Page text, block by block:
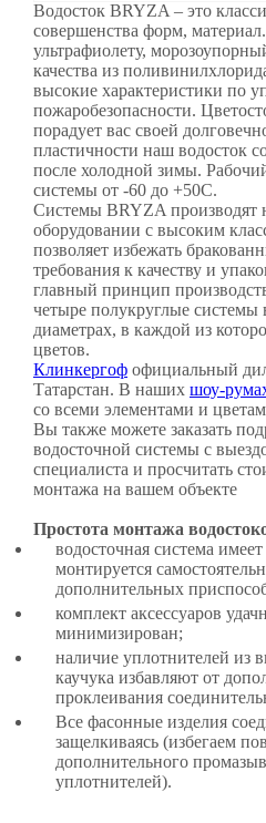
Водосток BRYZA – это
совершенства форм,
ультрафиолету,
качества из
высокие характеристики по
пожаробезопасности.
порадует вас своей
пластичности наш водосток
после холодной зимы.
системы от -60 до +50С.
Системы BRYZA производят
оборудовании с высоким
позволяет избежать
требования к качеству и
главный принцип
четыре полукруглые системы
диаметрах, в каждой из
цветов.
Клинкергоф официальный
Татарстан. В наших шоу-
со всеми элементами и
Вы также можете заказать
водосточной системы с
специалиста и просчитать
монтажа на вашем объекте
Простота монтажа
водосточная система
монтируется
дополнительных
комплект аксессуаров
минимизирован;
наличие уплотнителей из
каучука избавляют от
проклеивания
Все фасонные изделия
защелкиваясь (избегаем
дополнительного
уплотнителей).